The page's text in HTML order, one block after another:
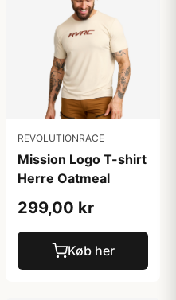
REVOLUTIONRACE
Mission Logo T-shirt
Herre Oatmeal
299,00 kr
Køb her